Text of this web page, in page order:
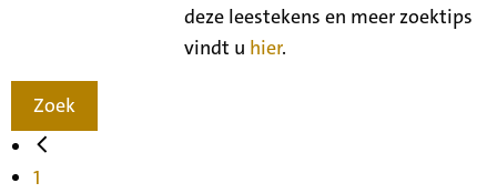
deze leestekens en meer zoektips
vindt u hier.
Zoek
1